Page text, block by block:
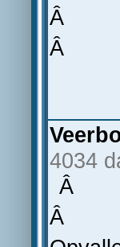
Â
Â
4034
Â
Â